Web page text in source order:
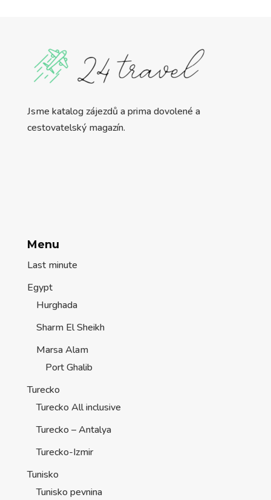
Jsme katalog zájezdů a prima dovolené a
cestovatelský magazín.
Menu
Last minute
Egypt
Hurghada
Sharm El Sheikh
Marsa Alam
Port Ghalib
Turecko
Turecko All inclusive
Turecko – Antalya
Turecko-Izmir
Tunisko
Tunisko pevnina